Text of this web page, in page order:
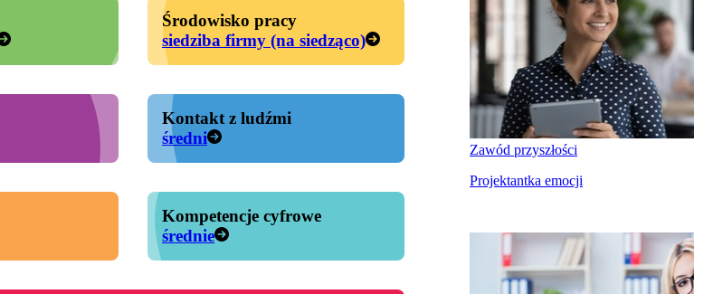
Środowisko pracy
siedziba firmy (na siedząco)
Kontakt z ludźmi
średni
Kompetencje cyfrowe
średnie
Zawód przyszłości
Projektantka emocji